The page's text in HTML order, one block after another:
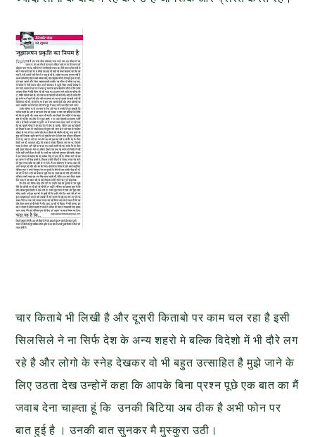
चार किताबे भी लिखी है और दूसरी किताबो पर काम चल रहा है इसी
सिलसिले ने ना सिर्फ देश के अन्य शहरो मे बल्कि विदेशो में भी दौरे लग
रहे है और लोगो के स्नेह देखकर वो भी बहुत उत्साहित है मुझे जाने के
लिए उठता देख उन्होनें कहा कि आपके बिना प्रश्न पूछे एक बात का मैं
जवाब देना चाह्ता हूं कि उनकी बिटिया अब ठीक है अभी फोन पर
बात हुई है । उनकी बात सुनकर मै मुस्कुरा उठी।